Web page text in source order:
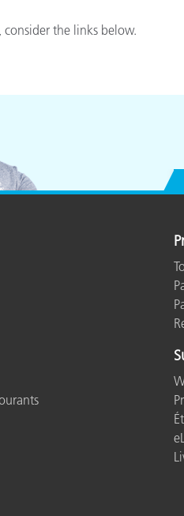
the links below.